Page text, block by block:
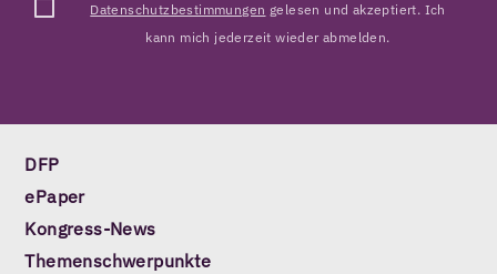
Datenschutzbestimmungen gelesen und akzeptiert. Ich
kann mich jederzeit wieder abmelden.
DFP
ePaper
Kongress-News
Themenschwerpunkte